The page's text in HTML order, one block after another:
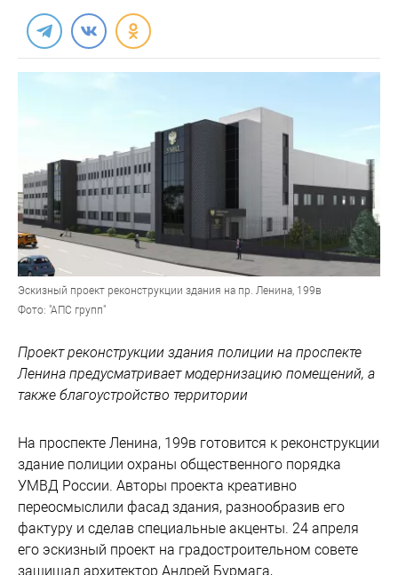
Эскизный проект реконструкции здания на пр. Ленина, 199в
Фото: "АПС групп"
Проект реконструкции здания полиции на проспекте
Ленина предусматривает модернизацию помещений, а
также благоустройство территории
На проспекте Ленина, 199в готовится к реконструкции
здание полиции охраны общественного порядка
УМВД России. Авторы проекта креативно
переосмыслили фасад здания, разнообразив его
фактуру и сделав специальные акценты. 24 апреля
его эскизный проект на градостроительном совете
защищал архитектор Андрей Бурмага,